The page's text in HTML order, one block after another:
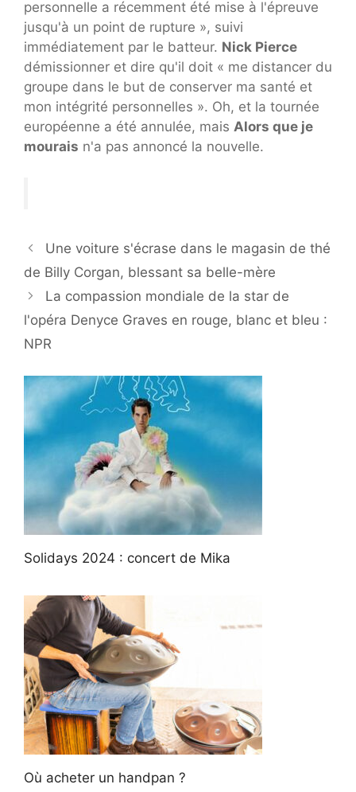
personnelle a récemment été mise à l'épreuve
jusqu'à un point de rupture », suivi
immédiatement par le batteur. Nick Pierce
démissionner et dire qu'il doit « me distancer du
groupe dans le but de conserver ma santé et
mon intégrité personnelles ». Oh, et la tournée
européenne a été annulée, mais Alors que je
mourais n'a pas annoncé la nouvelle.
Une voiture s'écrase dans le magasin de thé
de Billy Corgan, blessant sa belle-mère
La compassion mondiale de la star de
l'opéra Denyce Graves en rouge, blanc et bleu :
NPR
Solidays 2024 : concert de Mika
Où acheter un handpan ?